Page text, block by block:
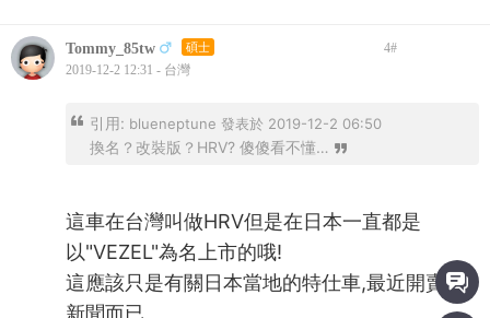
Tommy_85tw 碩士 4#
2019-12-2 12:31 - 台灣
引用: blueneptune 發表於 2019-12-2 06:50
換名？改裝版？HRV? 傻傻看不懂…
這車在台灣叫做HRV但是在日本一直都是
以"VEZEL"為名上市的哦!
這應該只是有關日本當地的特仕車,最近開賣的
新聞而已